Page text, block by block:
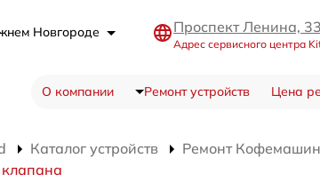
Новгороде Проспект Ленина, 33
Адрес сервисного центра
О компании Ремонт устройств Цена
Каталог устройств Ремонт Кофемашин